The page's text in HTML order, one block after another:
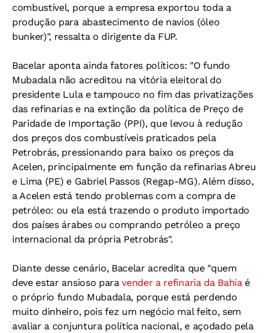
combustível, porque a empresa exportou toda a
produção para abastecimento de navios (óleo
bunker)", ressalta o dirigente da FUP.
Bacelar aponta ainda fatores políticos: "O fundo
Mubadala não acreditou na vitória eleitoral do
presidente Lula e tampouco no fim das privatizações
das refinarias e na extinção da política de Preço de
Paridade de Importação (PPI), que levou à redução
dos preços dos combustíveis praticados pela
Petrobrás, pressionando para baixo os preços da
Acelen, principalmente em função da refinarias Abreu
e Lima (PE) e Gabriel Passos (Regap-MG). Além disso,
a Acelen está tendo problemas com a compra de
petróleo: ou ela está trazendo o produto importado
dos países árabes ou comprando petróleo a preço
internacional da própria Petrobrás".
Diante desse cenário, Bacelar acredita que "quem
deve estar ansioso paravender a refinaria da Bahiaé
o próprio fundo Mubadala, porque está perdendo
muito dinheiro, pois fez um negócio mal feito, sem
avaliar a conjuntura política nacional, e açodado pela